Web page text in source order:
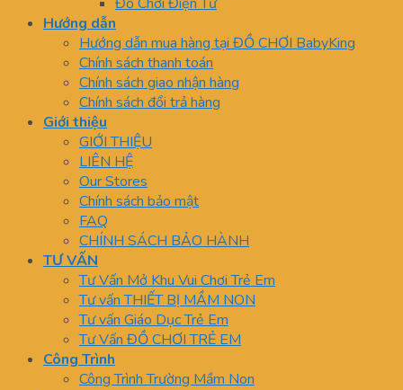
Hướng dẫn
Hướng dẫn mua hàng tại ĐỒ CHƠI BabyKing
Chính sách thanh toán
Chính sách giao nhận hàng
Chính sách đổi trả hàng
Giới thiệu
GIỚI THIỆU
LIÊN HỆ
Our Stores
Chính sách bảo mật
FAQ
CHÍNH SÁCH BẢO HÀNH
TƯ VẤN
Tư Vấn Mở Khu Vui Chơi Trẻ Em
Tư vấn THIẾT BỊ MẦM NON
Tư vấn Giáo Dục Trẻ Em
Tư Vấn ĐỒ CHƠI TRẺ EM
Công Trình
Công Trình Trường Mầm Non